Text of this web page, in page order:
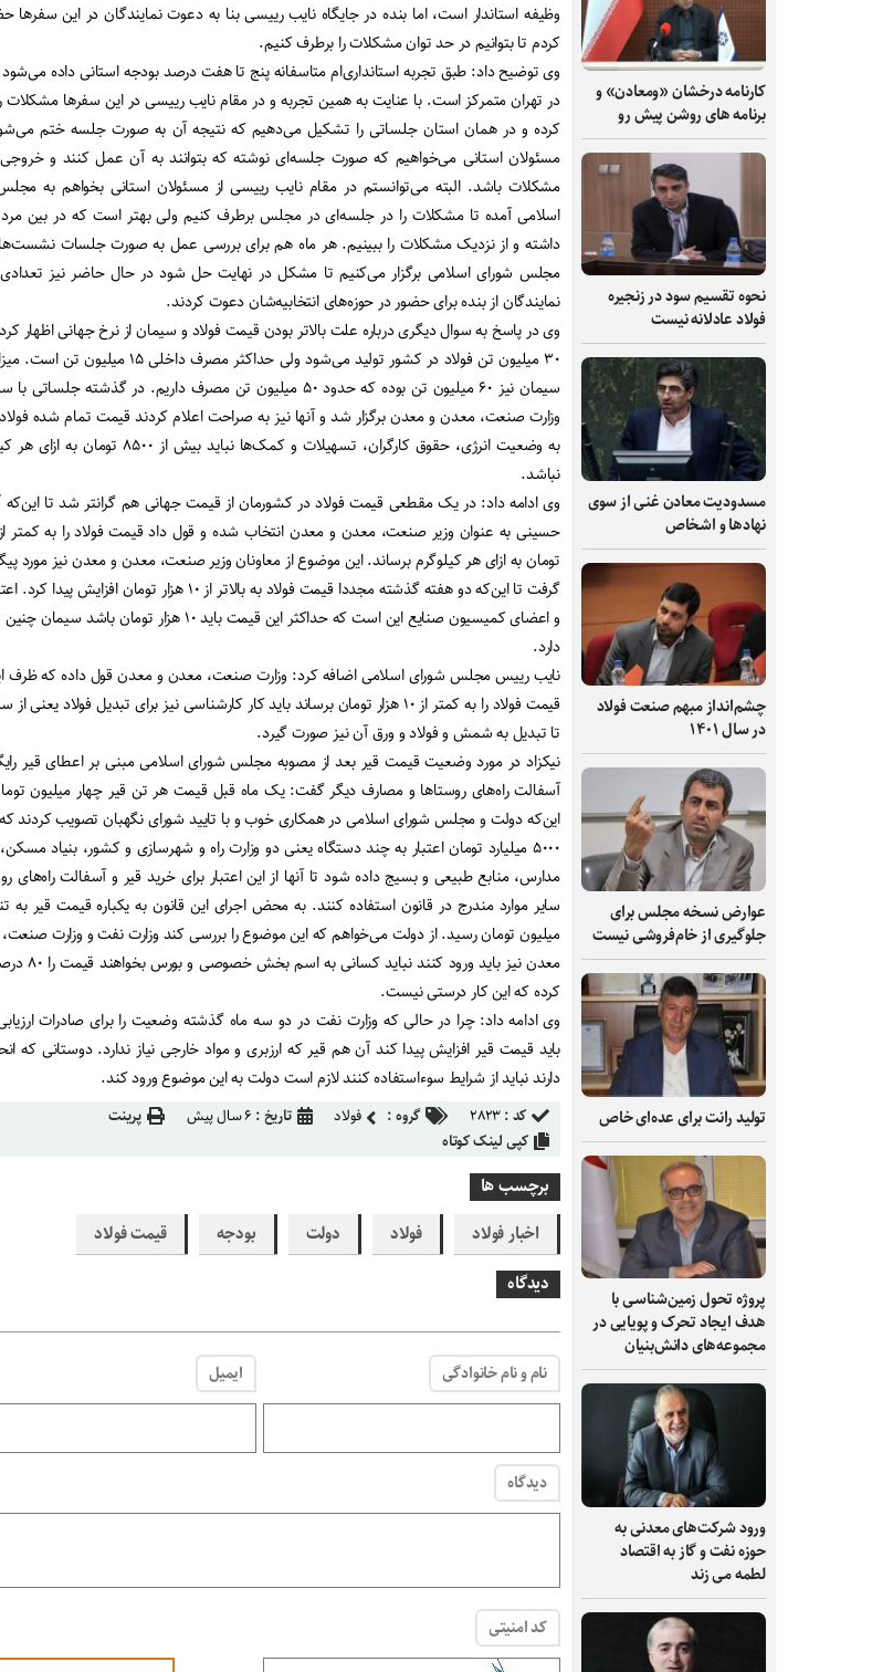
کارنامه درخشان «ومعادن» و
برنامه های روشن پیش رو
نحوه تقسیم سود در زنجیره
فولاد عادلانه نیست
مسدودیت معادن غنی از سوی
نهادها و اشخاص
چشم‌انداز مبهم صنعت فولاد
در سال ۱۴۰۱
عوارض نسخه مجلس برای
جلوگیری از خام‌فروشی نیست
تولید رانت برای عده‌ای خاص
پروژه تحول زمین‌شناسی با
هدف ایجاد تحرک و پویایی در
مجموعه‌های دانش‌بنیان
ورود شرکت‌های معدنی به
حوزه نفت و گاز به اقتصاد
لطمه می زند
وظیفه استاندار است، اما بنده در جایگاه نایب رییسی بنا به دعوت نمایندگان در این سفرها
کردم تا بتوانیم در حد توان مشکلات را برطرف کنیم.
وی توضیح داد: طبق تجربه استانداری‌ام متاسفانه پنج تا هفت درصد بودجه استانی داده
در تهران متمرکز است. با عنایت به همین تجربه و در مقام نایب رییسی در این سفرها مشکلات
کرده و در همان استان جلساتی را تشکیل می‌دهیم که نتیجه آن به صورت جلسه ختم
مسئولان استانی می‌خواهیم که صورت جلسه‌ای نوشته که بتوانند به آن عمل کنند و
مشکلات باشد. البته می‌توانستم در مقام نایب رییسی از مسئولان استانی بخواهم به
اسلامی آمده تا مشکلات را در جلسه‌ای در مجلس برطرف کنیم ولی بهتر است که در بین
داشته و از نزدیک مشکلات را ببینیم. هر ماه هم برای بررسی عمل به صورت جلسات
مجلس شورای اسلامی برگزار می‌کنیم تا مشکل در نهایت حل شود در حال حاضر نیز تعدادی
نمایندگان از بنده برای حضور در حوزه‌های انتخابیه‌شان دعوت کردند.
وی در پاسخ به سوال دیگری درباره علت بالاتر بودن قیمت فولاد و سیمان از نرخ جهانی اظهار
۳۰ میلیون تن فولاد در کشور تولید می‌شود ولی حداکثر مصرف داخلی
سیمان نیز ۶۰ میلیون تن بوده که حدود ۵۰ میلیون تن مصرف داریم. در گذشته
وزارت صنعت، معدن و معدن برگزار شد و آنها نیز به صراحت اعلام کردند قیمت تمام شده
به وضعیت انرژی، حقوق کارگران، تسهیلات و کمک‌ها نباید بیش از
نباشد.
وی ادامه داد: در یک مقطعی قیمت فولاد در کشورمان از قیمت جهانی هم گرانتر شد تا این‌که
تومان به ازای هر کیلوگرم برساند. این موضوع از معاونان وزیر صنعت، معدن و معدن نیز مورد
گرفت تا این‌که دو هفته گذشته مجددا قیمت فولاد به بالاتر از ۱۰ هزار تومان
و اعضای کمیسیون صنایع این است که حداکثر این قیمت باید ۱۰ هزار تومان
دارد.
نایب رییس مجلس شورای اسلامی اضافه کرد: وزارت صنعت، معدن و معدن قول داده که ظرف
قیمت فولاد را به کمتر از ۱۰ هزار تومان برساند باید کار کارشناسی نیز برای تبدیل فولاد
تا تبدیل به شمش و فولاد و ورق آن نیز صورت گیرد.
نیکزاد در مورد وضعیت قیمت قیر بعد از مصوبه مجلس شورای اسلامی مبنی بر اعطای قیر
آسفالت راه‌های روستاها و مصارف دیگر گفت: یک ماه قبل قیمت هر تن قیر چهار میلیون
۵۰۰۰ میلیارد تومان اعتبار به چند دستگاه یعنی دو وزارت راه و شهرسازی و کشور، بنیاد
مدارس، منابع طبیعی و بسیج داده شود تا آنها از این اعتبار برای خرید قیر و آسفالت راه‌های
سایر موارد مندرج در قانون استفاده کنند. به محض اجرای این قانون به یکباره قیمت قیر
میلیون تومان رسید. از دولت می‌خواهم که این موضوع را بررسی کند وزارت نفت و وزارت
معدن نیز باید ورود کنند
کرده که این کار درستی نیست.
وی ادامه داد: چرا در حالی که وزارت نفت در دو سه ماه گذشته وضعیت را برای صادرات
باید قیمت قیر افزایش پیدا کند آن هم قیر که ارزبری و مواد خارجی نیاز ندارد. دوستانی که
دارند نباید از شرایط سوء‌استفاده کنند لازم است دولت به این موضوع ورود کند.
کد :۲۸۲۳ گروه : فولاد تاریخ : ۶ سال پیش
پرینت
کپی لینک کوتاه
برچسب ها
اخبار فولاد
فولاد دولت بودجه
قیمت فولاد
دیدگاه
نام و نام خانوادگی ایمیل
دیدگاه
کد امنیتی